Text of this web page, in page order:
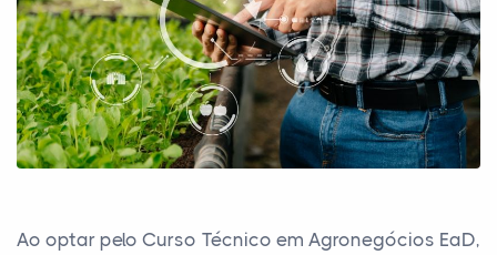
Ao optar pelo Curso Técnico em Agronegócios EaD,